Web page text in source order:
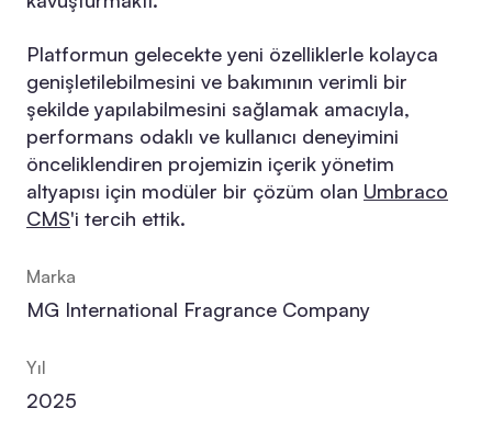
Platformun gelecekte yeni özelliklerle kolayca
genişletilebilmesini ve bakımının verimli bir
şekilde yapılabilmesini sağlamak amacıyla,
performans odaklı ve kullanıcı deneyimini
önceliklendiren projemizin içerik yönetim
altyapısı için modüler bir çözüm olan Umbraco
CMS'i tercih ettik.
Marka
MG International Fragrance Company
Yıl
2025